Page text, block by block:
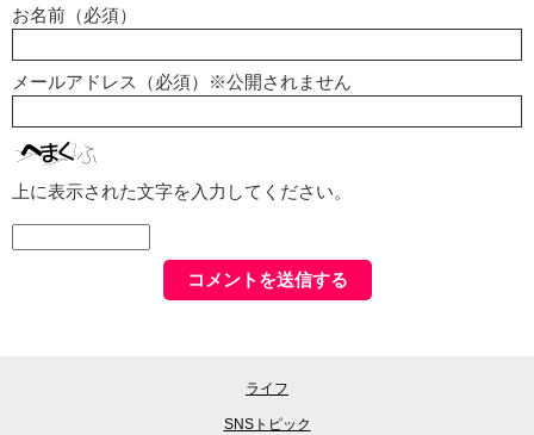
お名前（必須）
メールアドレス（必須）※公開されません
上に表示された文字を入力してください。
ライフ
SNSトピック